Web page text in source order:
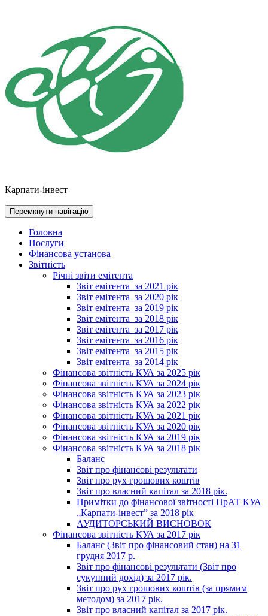
Карпати-інвест
Перемкнути навігацію
Головна
Послуги
Фінансова установа
Звітність
Річні звіти емітента
Звіт емітента_за 2021 рік
Звіт емітента_за 2020 рік
Звіт емітента_за 2019 рік
Звіт емітента_за 2018 рік
Звіт емітента_за 2017 рік
Звіт емітента_за 2016 рік
Звіт емітента_за 2015 рік
Звіт емітента_за 2014 рік
Фінансова звітність КУА за 2025 рік
Фінансова звітність КУА за 2024 рік
Фінансова звітність КУА за 2023 рік
Фінансова звітність КУА за 2022 рік
Фінансова звітність КУА за 2021 рік
Фінансова звітність КУА за 2020 рік
Фінансова звітність КУА за 2019 рік
Фінансова звітність КУА за 2018 рік
Баланс
Звіт про фінансові результати
Звіт про рух грошових коштів
Звіт про власний капітал за 2018 рік.
Примітки до фінансової звітності ПрАТ КУА
„Карпати-інвест” за 2018 рік
АУДИТОРСЬКИЙ ВИСНОВОК
Фінансова звітність КУА за 2017 рік
Баланс (Звіт про фінансовий стан) на 31
грудня 2017 р.
Звіт про фінансові результати (Звіт про
сукупний дохід) за 2017 рік.
Звіт про рух грошових коштів (за прямим
методом) за 2017 рік.
Звіт про власний капітал за 2017 рік.